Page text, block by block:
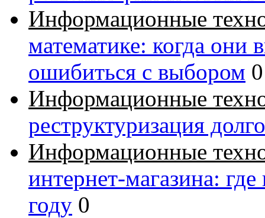
Информационные
математике: когда они
ошибиться с выбором 0
Информационные
реструктуризация
Информационные
интернет-магазина:
году 0